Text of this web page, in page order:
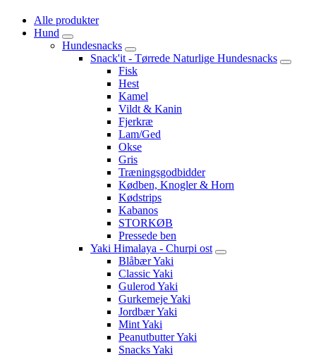
Alle produkter
Hund
Hundesnacks
Snack'it - Tørrede Naturlige Hundesnacks
Fisk
Hest
Kamel
Vildt & Kanin
Fjerkræ
Lam/Ged
Okse
Gris
Træningsgodbidder
Kødben, Knogler & Horn
Kødstrips
Kabanos
STORKØB
Pressede ben
Yaki Himalaya - Churpi ost
Blåbær Yaki
Classic Yaki
Gulerod Yaki
Gurkemeje Yaki
Jordbær Yaki
Mint Yaki
Peanutbutter Yaki
Snacks Yaki